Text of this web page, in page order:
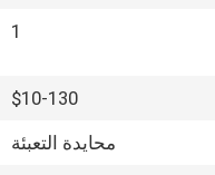
1
$10-130
محايدة التعبئة